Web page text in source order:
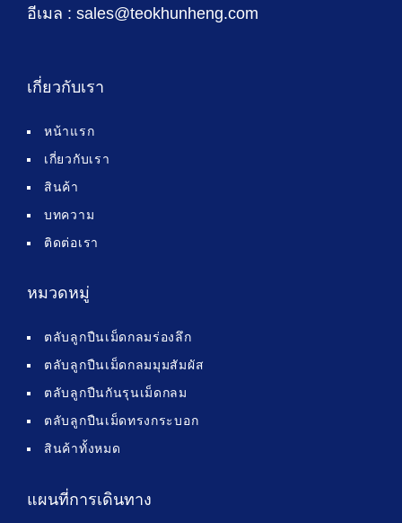
อีเมล : sales@teokhunheng.com
เกี่ยวกับเรา
หน้าแรก
เกี่ยวกับเรา
สินค้า
บทความ
ติดต่อเรา
หมวดหมู่
ตลับลูกปืนเม็ดกลมร่องลึก
ตลับลูกปืนเม็ดกลมมุมสัมผัส
ตลับลูกปืนกันรุนเม็ดกลม
ตลับลูกปืนเม็ดทรงกระบอก
สินค้าทั้งหมด
แผนที่การเดินทาง